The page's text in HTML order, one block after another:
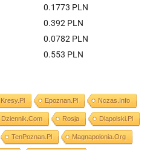
0.1773 PLN
0.392 PLN
0.0782 PLN
0.553 PLN
Kresy.pl Epoznan.pl Nczas.info
Dziennik.com Rosja Dlapolski.pl
TenPoznan.pl Magnapolonia.org